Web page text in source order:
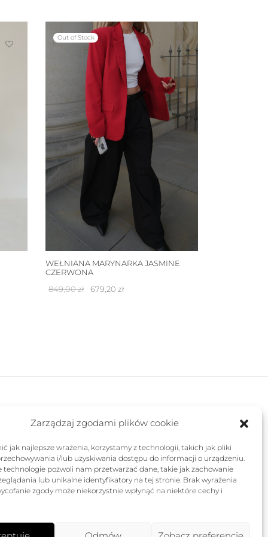
Zarządzaj zgodami plików cookie
jak najlepsze wrażenia, korzystamy z technologii, takich jak pliki
i/lub uzyskiwania dostępu do informacji o urządzeniu.
technologie pozwoli nam przetwarzać dane, takie jak zachowanie
lub unikalne identyfikatory na tej stronie. Brak wyrażenia
zgody może niekorzystnie wpłynąć na niektóre cechy i
Out of Stock
WEŁNIANA MARYNARKA JASMINE
CZERWONA
849,00zł
Pierwotna
679,20 zł